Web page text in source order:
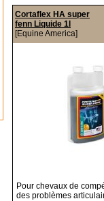
Cortaflex HA super
fenn Liquide 1l
[Equine America]
Pour chevaux de
des problèmes